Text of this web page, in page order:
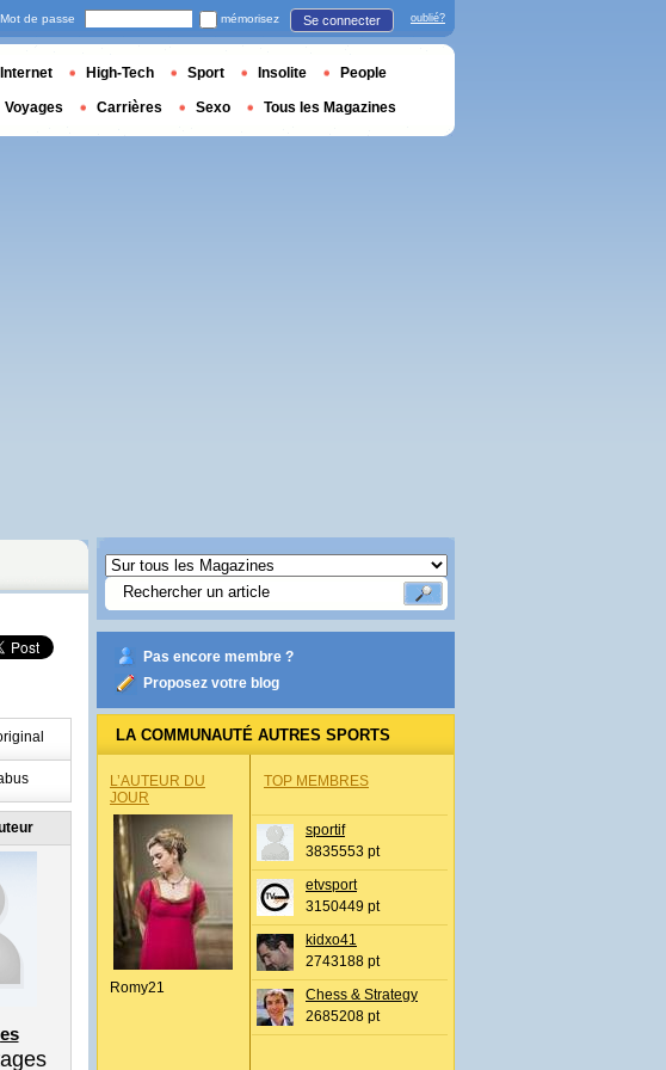
Pas encore membre ?
Proposez votre blog
LA COMMUNAUTÉ AUTRES SPORTS
L’AUTEUR DU
JOUR
Romy21
TOP MEMBRES
sportif
3835553 pt
etvsport
3150449 pt
kidxo41
2743188 pt
Chess & Strategy
2685208 pt
Mot de passe mémorisez Se connecter oublié?
Internet High-Tech Sport Insolite People
Voyages Carrières Sexo Tous les Magazines